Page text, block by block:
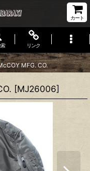
カート
リンク
MFG. CO.
[MJ26006]